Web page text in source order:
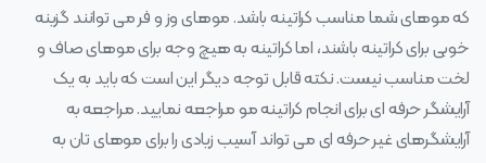
که موهای شما مناسب کراتینه باشد. موهای وز و فر می‌ توانند گزینه
خوبی برای کراتینه باشند، اما کراتینه به هیچ وجه برای موهای صاف و
لخت مناسب نیست. نکته قابل توجه دیگر این است که باید به یک
آرایشگر حرفه‌ ای برای انجام کراتینه مو مراجعه نمایید. مراجعه به
آرایشگرهای غیر حرفه‌ ای می‌ تواند آسیب زیادی را برای موهای تان به